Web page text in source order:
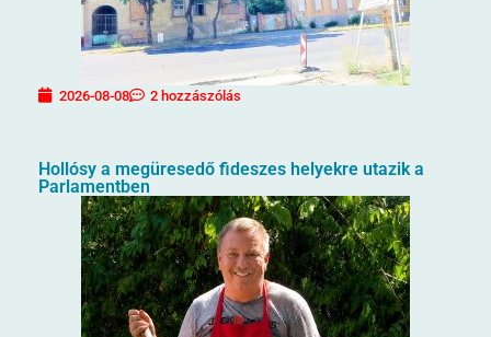
2026-08-08 2 hozzászólás
Hollósy a megüresedő fideszes helyekre utazik a
Parlamentben